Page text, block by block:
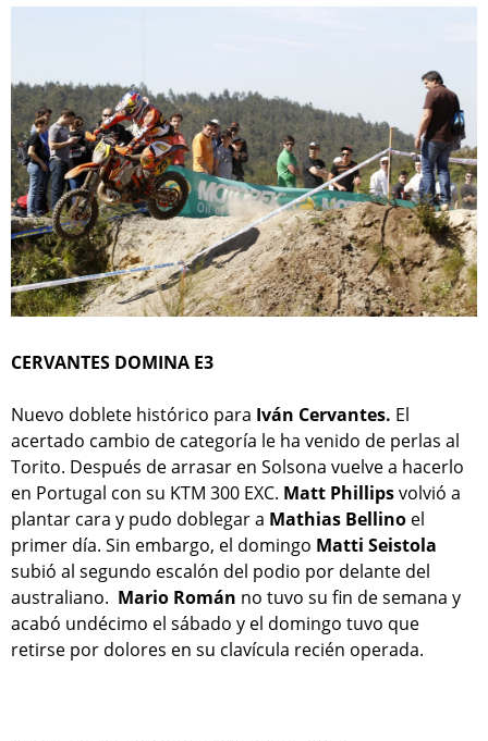
CERVANTES DOMINA E3
Nuevo doblete histórico para Iván Cervantes. El
acertado cambio de categoría le ha venido de perlas al
Torito. Después de arrasar en Solsona vuelve a hacerlo
en Portugal con su KTM 300 EXC. Matt Phillipsvolvió a
plantar cara y pudo doblegar a Mathias Bellino el
primer día. Sin embargo, el domingo Matti Seistola
subió al segundo escalón del podio por delante del
australiano. Mario Román no tuvo su fin de semana y
acabó undécimo el sábado y el domingo tuvo que
retirse por dolores en su clavícula recién operada.